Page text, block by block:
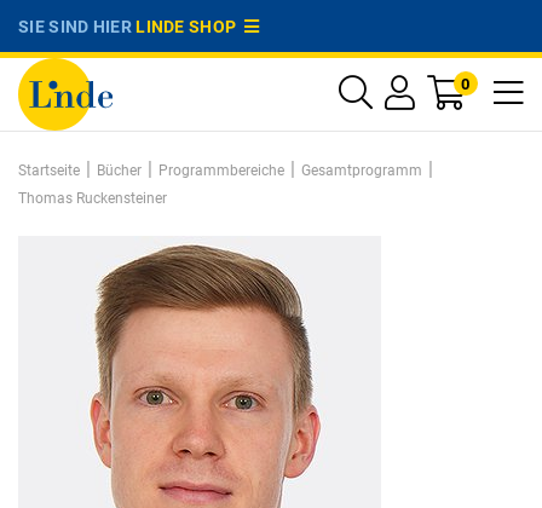
SIE SIND HIERLINDE SHOP
0
Startseite | Bücher | Programmbereiche | Gesamtprogramm |
Thomas Ruckensteiner